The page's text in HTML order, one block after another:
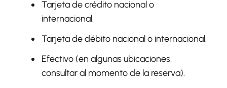
Tarjeta de crédito nacional o
internacional.
Tarjeta de débito nacional o internacional.
Efectivo (en algunas ubicaciones,
consultar al momento de la reserva).